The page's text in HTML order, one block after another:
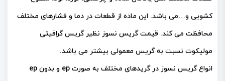
کشویی و…می باشد. این ماده از قطعات در دما و فشارهای مختلف
محافظت می کند. قیمت گریس نسوز نظیر گریس گرافیتی
مولیکوت نسبت به گریس معمولی بیشتر می باشد.
انواع گریس نسوز در گریدهای مختلف به صورت ep و بدون ep